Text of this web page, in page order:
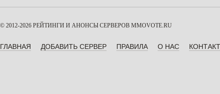
© 2012-2026 РЕЙТИНГИ И АНОНСЫ СЕРВЕРОВ MMOVOTE.RU
ГЛАВНАЯ ДОБАВИТЬ СЕРВЕР ПРАВИЛА О НАС